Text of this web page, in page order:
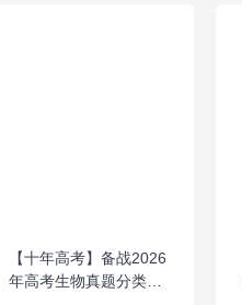
【十年高考】备战2026
年高考生物真题分类解